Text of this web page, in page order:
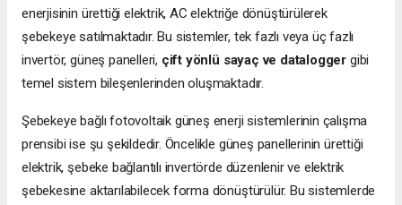
enerjisinin ürettiği elektrik, AC elektriğe dönüştürülerek
şebekeye satılmaktadır. Bu sistemler, tek fazlı veya üç fazlı
invertör, güneş panelleri, çift yönlü sayaç ve datalogger gibi
temel sistem bileşenlerinden oluşmaktadır.
Şebekeye bağlı fotovoltaik güneş enerji sistemlerinin çalışma
prensibi ise şu şekildedir. Öncelikle güneş panellerinin ürettiği
elektrik, şebeke bağlantılı invertörde düzenlenir ve elektrik
şebekesine aktarılabilecek forma dönüştürülür. Bu sistemlerde